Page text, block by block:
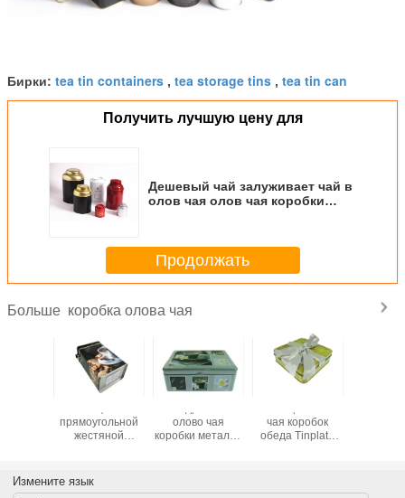
Бирки: tea tin containers , tea storage tins , tea tin can
Получить лучшую цену для
Дешевый чай залуживает чай в
олов чая олов чая коробки
Продолжать
Больше коробка олова чая
кофе/
прямоугольной
жестяной
жестяной
коробки чая кофе
олово чая
коробки металла
олов хранения
чая коробок
обеда Tinplate
штейновое
Измените язык